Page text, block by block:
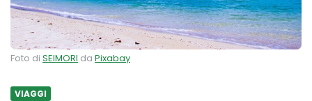
Foto di SEIMORI da Pixabay
VIAGGI